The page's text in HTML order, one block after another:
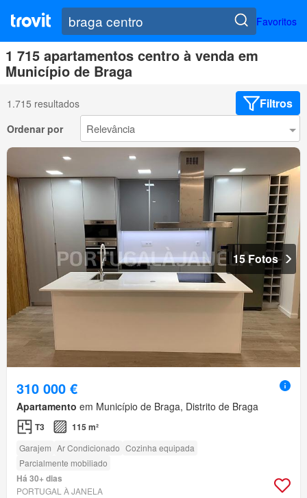
Favoritos
1 715 apartamentos centro à venda em
Município de Braga
1.715 resultados Filtros
Ordenar por
15 Fotos
310 000 €
Apartamento em Município de Braga, Distrito de Braga
T3 115 m²
Garajem Ar Condicionado Cozinha equipada
Parcialmente mobiliado
Há 30+ dias
PORTUGAL À JANELA